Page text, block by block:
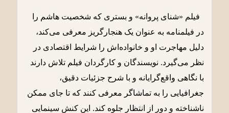
فیلم «شنای پروانه» و بستری که شخصیت هاشم را
در فیلمنامه به عنوان یک هنجارگریز معرفی می‌کند،
دلیل مهاجرت او و خانواده‌اش را شرایط اقتصادی در
نظر می‌گیرد. نویسندگان و کارگردان فیلم تلاش دارند
با نگاهی واقع‌گرایانه و با شرح جزئیات دقیق،
جغرافیایی را به تماشاگر معرفی کنند که تا جای ممکن
ناشناخته و دور از انتظار جلوه کند. این کنش سینمایی